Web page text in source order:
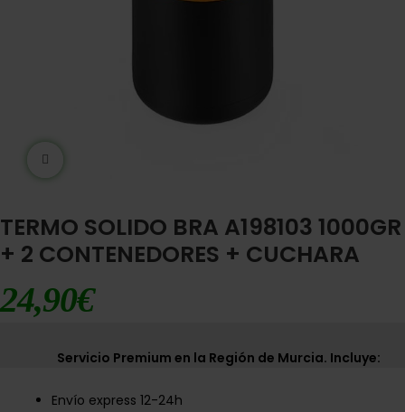
TERMO SOLIDO BRA A198103 1000GR
+ 2 CONTENEDORES + CUCHARA
24,90€
Servicio Premium en la Región de Murcia. Incluye:
Envío express 12-24h